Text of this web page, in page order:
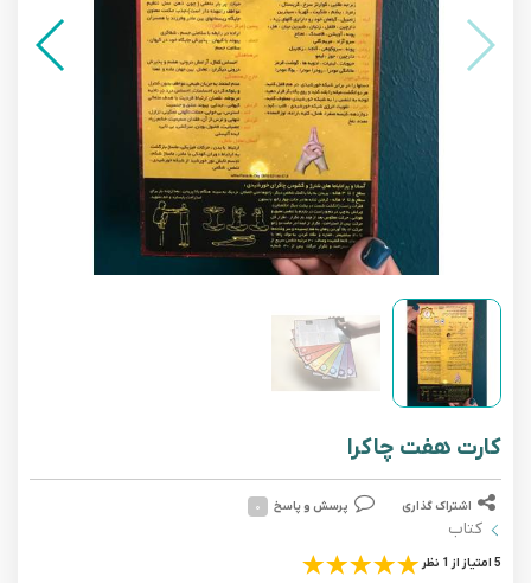
کارت هفت چاکرا
اشتراک گذاری پرسش و پاسخ ۰
کتاب
5 امتیاز از 1 نظر